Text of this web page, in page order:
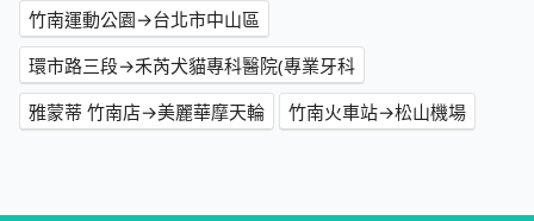
竹南運動公園→台北市中山區
環市路三段→禾芮犬貓專科醫院(專業牙科
雅蒙蒂 竹南店→美麗華摩天輪
竹南火車站→松山機場